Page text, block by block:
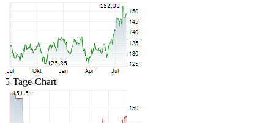
5-Tage-Chart